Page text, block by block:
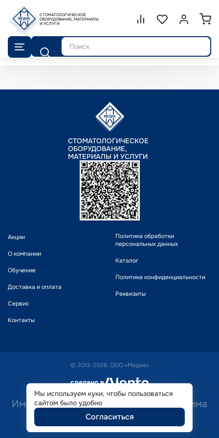
СТОМАТОЛОГИЧЕСКОЕ
ОБОРУДОВАНИЕ, МАТЕРИАЛЫ
И УСЛУГИ
Сравнение.
СписокВойти или
Поиск
СТОМАТОЛОГИЧЕСКОЕ
ОБОРУДОВАНИЕ,
МАТЕРИАЛЫ И УСЛУГИ
Акции
О компании
Обучение
Доставка и оплата
Сервис
Контакты
Политика обработки
персональных данных
Каталог
Политика конфиденциальности
Реквизиты
© 2013-2026, ООО «Медиа»
сделано в alente
Имеются противопоказания. Необходима
консультация специалиста.
Мы используем куки, чтобы пользоваться
сайтом было удобно
Согласиться